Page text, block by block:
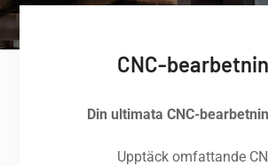
CNC-
Din ultimata CNC-
Upptäck omfattande